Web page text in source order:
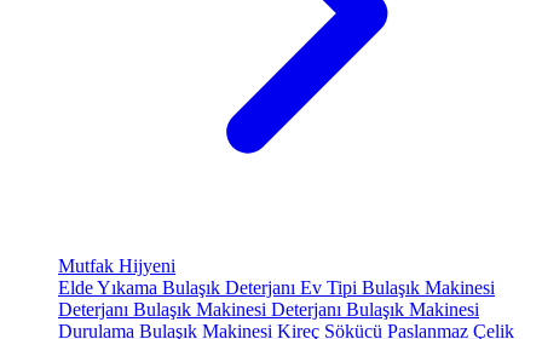
Mutfak Hijyeni
Elde Yıkama Bulaşık Deterjanı Ev Tipi Bulaşık Makinesi
Deterjanı Bulaşık Makinesi Deterjanı Bulaşık Makinesi
Durulama Bulaşık Makinesi Kireç Sökücü Paslanmaz Çelik